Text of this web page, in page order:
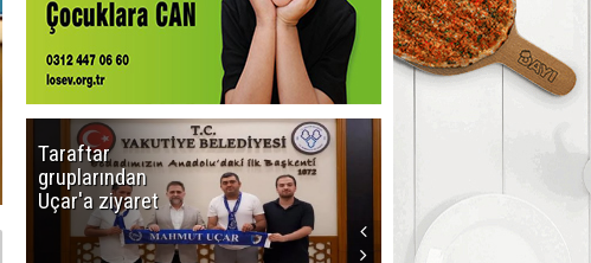
Taraftar
gruplarından
Uçar'a ziyaret
başlıyor! İlk
düdük Bolu'da
çalacak